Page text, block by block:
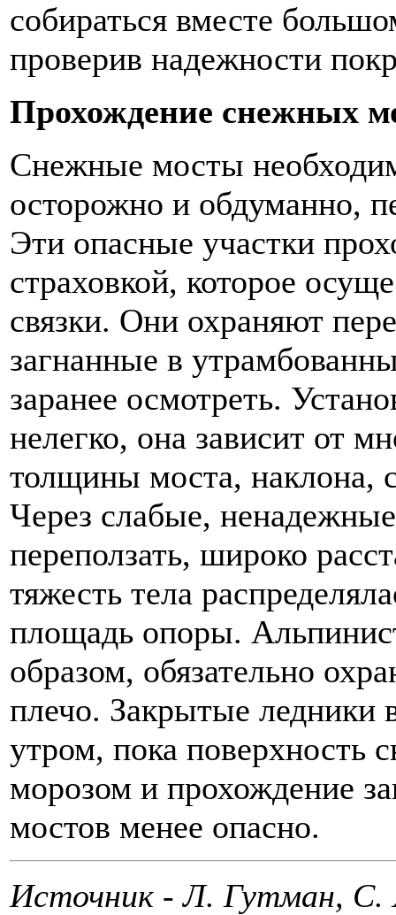
собираться вместе
проверив надежности
Прохождение снежных
Снежные мосты
осторожно и обдуманно,
Эти опасные участки
страховкой, которое
связки. Они охраняют
загнанные в
заранее осмотреть.
нелегко, она зависит от
толщины моста, наклона,
Через слабые,
переползать, широко
тяжесть тела
площадь опоры.
образом, обязательно
плечо. Закрытые ледники
утром, пока поверхность
морозом и прохождение
мостов менее опасно.
Источник - Л. Гутман, С.